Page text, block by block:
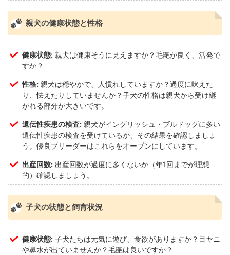
親犬の健康状態と性格
健康状態: 親犬は健康そうに見えますか？毛艶が良く、活発で
すか？
性格: 親犬は穏やかで、人慣れしていますか？過度に吠えた
り、怯えたりしていませんか？子犬の性格は親犬から受け継
がれる部分が大きいです。
遺伝性疾患の検査: 親犬がイングリッシュ・ブルドッグに多い
遺伝性疾患の検査を受けているか、その結果を確認しましょ
う。優良ブリーダーはこれらをオープンにしています。
出産回数: 出産回数が過度に多くないか（年1回までが理想
的）確認しましょう。
子犬の状態と飼育状況
健康状態: 子犬たちは元気に遊び、食欲がありますか？目ヤニ
や鼻水が出ていませんか？毛艶は良いですか？